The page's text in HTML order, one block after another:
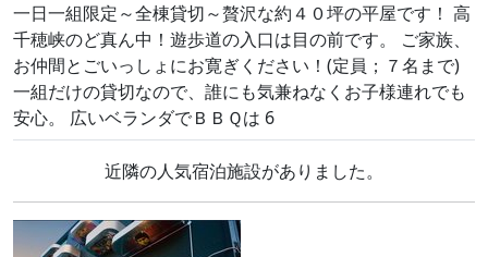
一日一組限定～全棟貸切～贅沢な約４０坪の平屋です！ 高
千穂峡のど真ん中！遊歩道の入口は目の前です。 ご家族、
お仲間とごいっしょにお寛ぎください！(定員；７名まで)
一組だけの貸切なので、誰にも気兼ねなくお子様連れでも
安心。 広いベランダでＢＢＱは 6
近隣の人気宿泊施設がありました。